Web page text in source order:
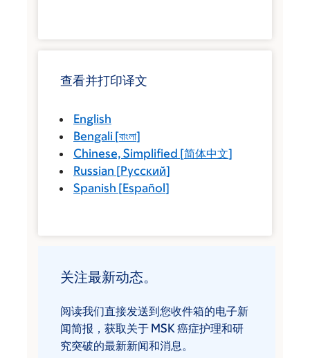
查看并打印译文
English
Bengali [বাংলা]
Chinese, Simplified [简体中文]
Russian [Русский]
Spanish [Español]
关注最新动态。
阅读我们直接发送到您收件箱的电子新
闻简报，获取关于 MSK 癌症护理和研
究突破的最新新闻和消息。